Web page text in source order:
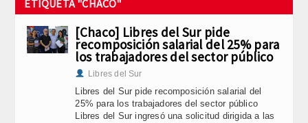
ETIQUETA "CHACO"
[Chaco] Libres del Sur pide
recomposición salarial del 25% para
los trabajadores del sector público
Libres del Sur
Libres del Sur pide recomposición salarial del
25% para los trabajadores del sector público
Libres del Sur ingresó una solicitud dirigida a las